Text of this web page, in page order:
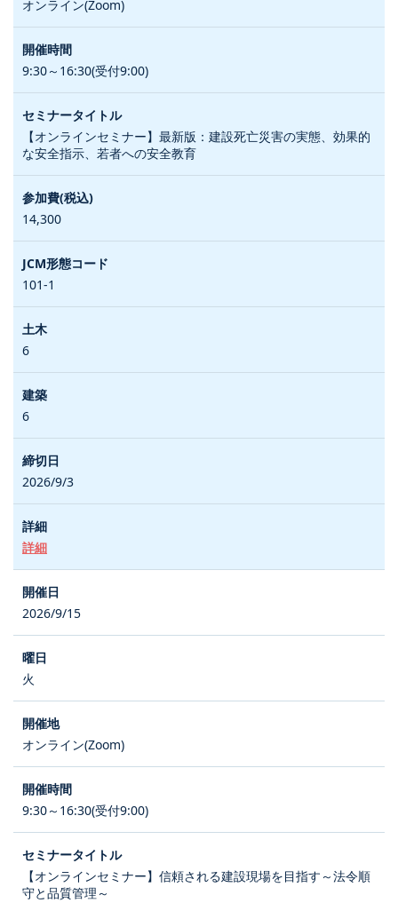
オンライン(Zoom)
9:30～16:30(受付9:00)
【オンラインセミナー】最新版：建設死亡災害の実態、効果的
な安全指示、若者への安全教育
14,300
101-1
6
6
2026/9/3
詳細
2026/9/15
火
オンライン(Zoom)
9:30～16:30(受付9:00)
【オンラインセミナー】信頼される建設現場を目指す～法令順
守と品質管理～